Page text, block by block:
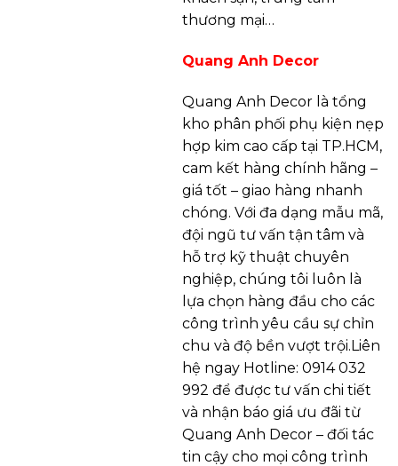
thương mại…
Quang Anh Decor
Quang Anh Decor là tổng
kho phân phối phụ kiện nẹp
hợp kim cao cấp tại TP.HCM,
cam kết hàng chính hãng –
giá tốt – giao hàng nhanh
chóng. Với đa dạng mẫu mã,
đội ngũ tư vấn tận tâm và
hỗ trợ kỹ thuật chuyên
nghiệp, chúng tôi luôn là
lựa chọn hàng đầu cho các
công trình yêu cầu sự chỉn
chu và độ bền vượt trội.Liên
hệ ngay Hotline: 0914 032
992 để được tư vấn chi tiết
và nhận báo giá ưu đãi từ
Quang Anh Decor – đối tác
tin cậy cho mọi công trình